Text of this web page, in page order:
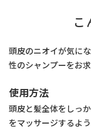
り。 フルーティーフ
※塩化トリメチルア
＊オクトピロックス®
登録商標です。
抗真菌（抗カビ）成
抗酸化・抗菌成分「
消臭成分「緑茶乾留
こ
頭皮のニオイが気に
性のシャンプーをお求
使用方法
頭皮と髪全体をしっ
をマッサージするよ